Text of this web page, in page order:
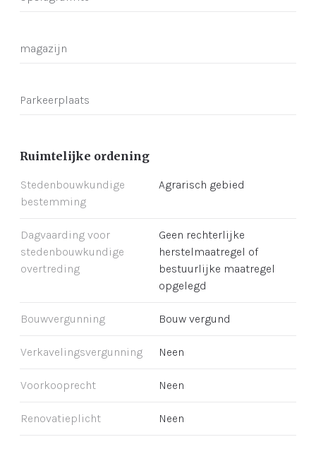
magazijn
Parkeerplaats
Ruimtelijke ordening
Stedenbouwkundige
bestemming
Agrarisch gebied
Dagvaarding voor
stedenbouwkundige
overtreding
Geen rechterlijke
herstelmaatregel of
bestuurlijke maatregel
opgelegd
Bouwvergunning Bouw vergund
Verkavelingsvergunning Neen
Voorkooprecht Neen
Renovatieplicht Neen